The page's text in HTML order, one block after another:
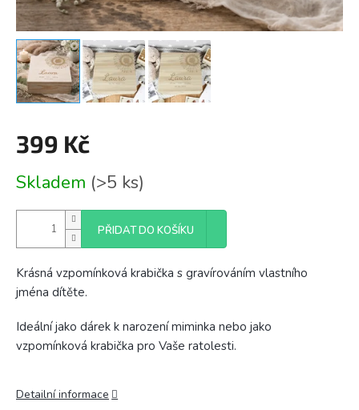
399 Kč
cena:
Skladem (>5 ks)
PŘIDAT DO KOŠÍKU
Krásná vzpomínková krabička s gravírováním vlastního
jména dítěte.
Ideální jako dárek k narození miminka nebo jako
vzpomínková krabička pro Vaše ratolesti.
Detailní informace